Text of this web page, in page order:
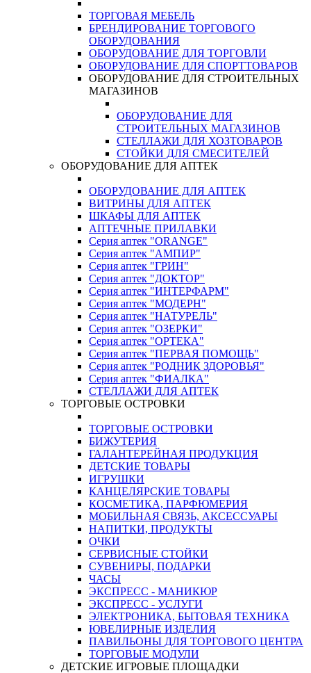
ТОРГОВАЯ МЕБЕЛЬ
БРЕНДИРОВАНИЕ ТОРГОВОГО
ОБОРУДОВАНИЯ
ОБОРУДОВАНИЕ ДЛЯ ТОРГОВЛИ
ОБОРУДОВАНИЕ ДЛЯ СПОРТТОВАРОВ
ОБОРУДОВАНИЕ ДЛЯ СТРОИТЕЛЬНЫХ
МАГАЗИНОВ
ОБОРУДОВАНИЕ ДЛЯ
СТРОИТЕЛЬНЫХ МАГАЗИНОВ
СТЕЛЛАЖИ ДЛЯ ХОЗТОВАРОВ
СТОЙКИ ДЛЯ СМЕСИТЕЛЕЙ
ОБОРУДОВАНИЕ ДЛЯ АПТЕК
ОБОРУДОВАНИЕ ДЛЯ АПТЕК
ВИТРИНЫ ДЛЯ АПТЕК
ШКАФЫ ДЛЯ АПТЕК
АПТЕЧНЫЕ ПРИЛАВКИ
Серия аптек "ORANGE"
Серия аптек "АМПИР"
Серия аптек "ГРИН"
Серия аптек "ДОКТОР"
Серия аптек "ИНТЕРФАРМ"
Серия аптек "МОДЕРН"
Серия аптек "НАТУРЕЛЬ"
Серия аптек "ОЗЕРКИ"
Серия аптек "ОРТЕКА"
Серия аптек "ПЕРВАЯ ПОМОЩЬ"
Серия аптек "РОДНИК ЗДОРОВЬЯ"
Серия аптек "ФИАЛКА"
СТЕЛЛАЖИ ДЛЯ АПТЕК
ТОРГОВЫЕ ОСТРОВКИ
ТОРГОВЫЕ ОСТРОВКИ
БИЖУТЕРИЯ
ГАЛАНТЕРЕЙНАЯ ПРОДУКЦИЯ
ДЕТСКИЕ ТОВАРЫ
ИГРУШКИ
КАНЦЕЛЯРСКИЕ ТОВАРЫ
КОСМЕТИКА, ПАРФЮМЕРИЯ
МОБИЛЬНАЯ СВЯЗЬ, АКСЕССУАРЫ
НАПИТКИ, ПРОДУКТЫ
ОЧКИ
СЕРВИСНЫЕ СТОЙКИ
СУВЕНИРЫ, ПОДАРКИ
ЧАСЫ
ЭКСПРЕСС - МАНИКЮР
ЭКСПРЕСС - УСЛУГИ
ЭЛЕКТРОНИКА, БЫТОВАЯ ТЕХНИКА
ЮВЕЛИРНЫЕ ИЗДЕЛИЯ
ПАВИЛЬОНЫ ДЛЯ ТОРГОВОГО ЦЕНТРА
ТОРГОВЫЕ МОДУЛИ
ДЕТСКИЕ ИГРОВЫЕ ПЛОЩАДКИ